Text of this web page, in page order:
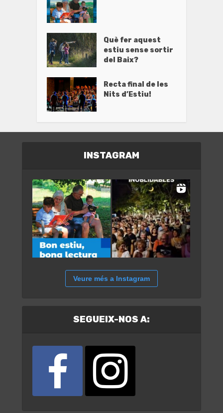
Què fer aquest
estiu sense sortir
del Baix?
Recta final de les
Nits d’Estiu!
INSTAGRAM
Veure més a Instagram
SEGUEIX-NOS A: